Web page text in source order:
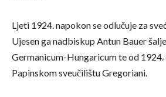
Ljeti 1924. napokon se odlučuje za
Ujesen ga nadbiskup Antun Bauer
Germanicum-Hungaricum te od 1924.
Papinskom sveučilištu Gregoriani.